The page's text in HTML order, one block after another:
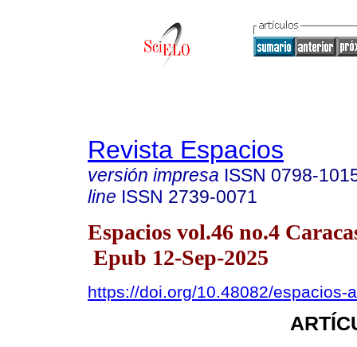
Revista Espacios
versión impresa ISSN 0798-
line ISSN 2739-0071
Espacios vol.46 no.4
Epub 12-Sep-2025
https://doi.org/10.48082/espacios-